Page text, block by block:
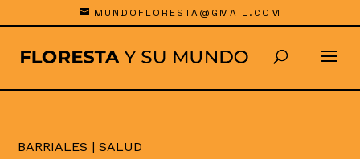
MUNDOFLORESTA@GMAIL.COM
BARRIALES |SALUD